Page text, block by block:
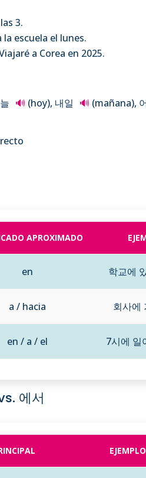
3.
la escuela el lunes.
a Corea en 2025.
🔊 (hoy), 내일 🔊 (mañana),
APROXIMADO
en 학교에
a / hacia 회사에
en / a / el 7시에 일
에서
EJEMPLO